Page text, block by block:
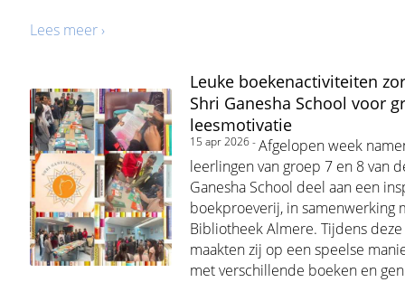
Lees meer ›
Leuke boekenactiviteiten
Shri Ganesha School voor
leesmotivatie
15 apr 2026 -Afgelopen week
leerlingen van groep 7 en 8 van
Ganesha School deel aan een
boekproeverij, in samenwerking
Bibliotheek Almere. Tijdens
maakten zij op een speelse
met verschillende boeken en